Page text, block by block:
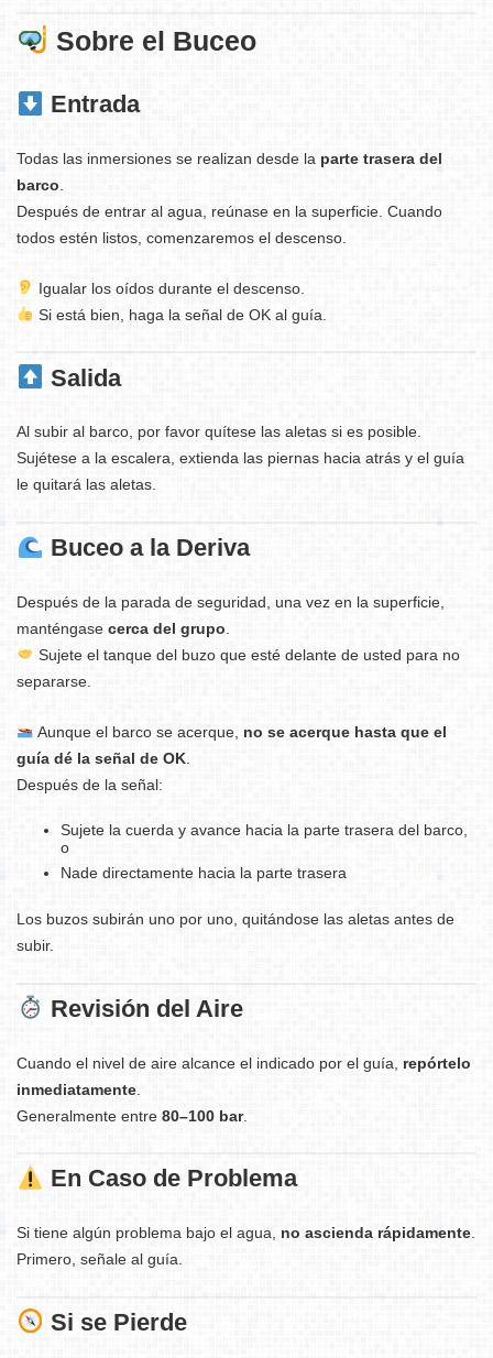
Sobre el Buceo
Entrada
Todas las inmersiones se realizan desde la parte trasera del
barco
Después de entrar al agua, reúnase en la superficie. Cuando
todos estén listos, comenzaremos el descenso.
Igualar los oídos durante el descenso.
Si está bien, haga la señal de OK al guía.
Salida
Al subir al barco, por favor quítese las aletas si es posible.
Sujétese a la escalera, extienda las piernas hacia atrás y el guía
le quitará las aletas.
Buceo a la Deriva
Después de la parada de seguridad, una vez en la superficie,
manténgase cerca del grupo
Sujete el tanque del buzo que esté delante de usted para no
separarse.
Aunque el barco se acerque, no se acerque hasta que el
guía dé la señal de OK
Después de la señal:
Sujete la cuerda y avance hacia la parte trasera del barco,
o
Nade directamente hacia la parte trasera
Los buzos subirán uno por uno, quitándose las aletas antes de
subir.
Revisión del Aire
Cuando el nivel de aire alcance el indicado por el guía, repórtelo
inmediatamente
Generalmente entre 80–100 bar.
En Caso de Problema
Si tiene algún problema bajo el agua, no ascienda rápidamente
Primero, señale al guía.
Si se Pierde